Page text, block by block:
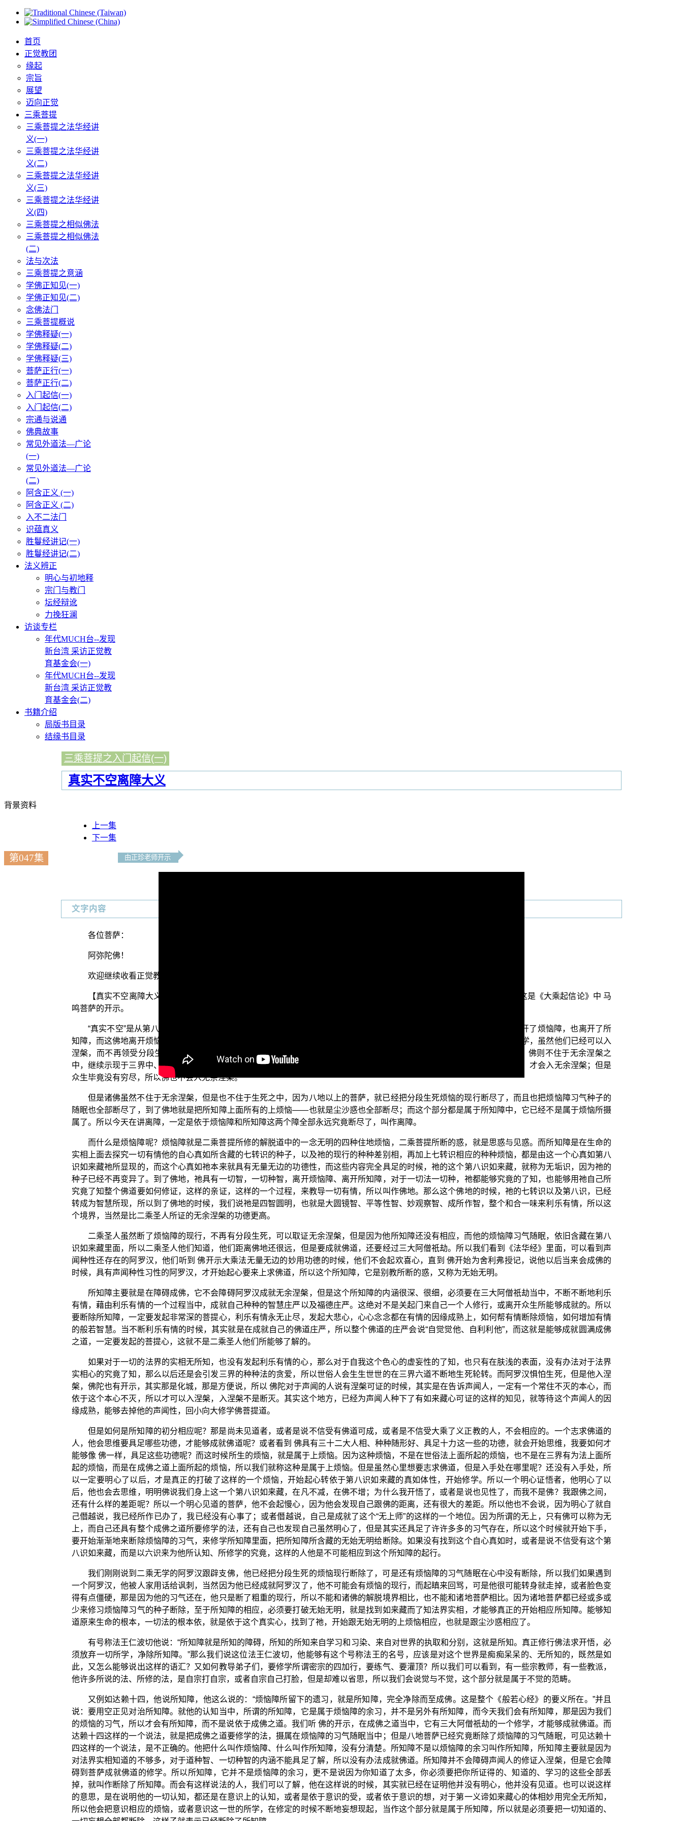
首页
正觉教团
缘起
宗旨
展望
迈向正觉
三乘菩提
三乘菩提之法华经讲
义(一)
三乘菩提之法华经讲
义(二)
三乘菩提之法华经讲
义(三)
三乘菩提之法华经讲
义(四)
三乘菩提之相似佛法
三乘菩提之相似佛法
(二)
法与次法
三乘菩提之意涵
学佛正知见(一)
学佛正知见(二)
念佛法门
三乘菩提概说
学佛释疑(一)
学佛释疑(二)
学佛释疑(三)
菩萨正行(一)
菩萨正行(二)
入门起信(一)
入门起信(二)
宗通与说通
佛典故事
常见外道法—广论
(一)
常见外道法—广论
(二)
阿含正义 (一)
阿含正义 (二)
入不二法门
识蕴真义
胜鬘经讲记(一)
胜鬘经讲记(二)
法义辨正
明心与初地释
宗门与教门
坛经辩讹
力挽狂澜
访谈专栏
年代MUCH台--发现
新台湾 采访正觉教
育基金会(一)
年代MUCH台--发现
新台湾 采访正觉教
育基金会(二)
书籍介绍
局版书目录
结缘书目录
三乘菩提之入门起信(一)
真实不空离障大义
背景资料
上一集
下一集
第047集 由正珍老师开示
文字内容
各位菩萨：
阿弥陀佛！
欢迎继续收看正觉教团所推出电视弘法节目《入门起信》系列。今天要略谈的题目是“真实不空离障大义”。
【真实不空离障大义，如虚空明镜，谓烦恼、所知二障永断，和合识灭，本性清净常安住故。】（《大乘起信论》卷1）这是《大乘起信论》中 马
鸣菩萨的开示。
“真实不空”是从第八识真如心的离障上面来说。主要是在表示，当已经究竟圆满在佛地的时候，这个心真如已经究竟的离开了烦恼障，也离开了所
知障，而这佛地离开烦恼障跟所知障，就是讲佛地的无住处涅槃，既不住于生死中，也不住于无余涅槃中。定性声闻人二乘无学，虽然他们已经可以入
涅槃，而不再领受分段生死，但是这时候，他们就无法再学习一切种智，没有一切种智就不能成就佛道，也就不能广利众生；佛则不住于无余涅槃之
中，继续示现于三界中、犹如虚空一般又如明镜一样地显现种种无漏有为法，来无止尽的广利众生，除非众生已经成就了佛道，才会入无余涅槃；但是
众生毕竟没有穷尽，所以佛也不会入无余涅槃。
但是诸佛虽然不住于无余涅槃，但是也不住于生死之中，因为八地以上的菩萨，就已经把分段生死烦恼的现行断尽了，而且也把烦恼障习气种子的
随眠也全部断尽了，到了佛地就是把所知障上面所有的上烦恼——也就是尘沙惑也全部断尽；而这个部分都是属于所知障中，它已经不是属于烦恼所摄
属了。所以今天在讲离障，一定是依于烦恼障和所知障这两个障全部永远究竟断尽了，叫作离障。
而什么是烦恼障呢？烦恼障就是二乘菩提所修的解脱道中的一念无明的四种住地烦恼，二乘菩提所断的惑，就是思惑与见惑。而所知障是在生命的
实相上面去探究一切有情他的自心真如所含藏的七转识的种子，以及祂的现行的种种差别相，再加上七转识相应的种种烦恼，都是由这一个心真如第八
识如来藏祂所显现的，而这个心真如祂本来就具有无量无边的功德性，而这些内容完全具足的时候，祂的这个第八识如来藏，就称为无垢识，因为祂的
种子已经不再变异了。到了佛地，祂具有一切智，一切种智，离开烦恼障、离开所知障，对于一切法一切种，祂都能够究竟的了知，也能够用祂自己所
究竟了知整个佛道要如何修证，这样的亲证，这样的一个过程，来教导一切有情，所以叫作佛地。那么这个佛地的时候，祂的七转识以及第八识，已经
转成为智慧所现，所以到了佛地的时候，我们说祂是四智圆明，也就是大圆镜智、平等性智、妙观察智、成所作智，整个和合一味来利乐有情，所以这
个境界，当然是比二乘圣人所证的无余涅槃的功德更高。
二乘圣人虽然断了烦恼障的现行，不再有分段生死，可以取证无余涅槃，但是因为他所知障还没有相应，而他的烦恼障习气随眠，依旧含藏在第八
识如来藏里面，所以二乘圣人他们知道，他们距离佛地还很远，但是要成就佛道，还要经过三大阿僧祇劫。所以我们看到《法华经》里面，可以看到声
闻种性还存在的阿罗汉，他们听到 佛开示大乘法无量无边的妙用功德的时候，他们不会起欢喜心，直到 佛开始为舍利弗授记，说他以后当来会成佛的
时候，具有声闻种性习性的阿罗汉，才开始起心要来上求佛道，所以这个所知障，它是别教所断的惑，又称为无始无明。
所知障主要就是在障碍成佛，它不会障碍阿罗汉成就无余涅槃，但是这个所知障的内涵很深、很细，必须要在三大阿僧祇劫当中，不断不断地利乐
有情，藉由利乐有情的一个过程当中，成就自己种种的智慧庄严以及福德庄严。这绝对不是关起门来自己一个人修行，或离开众生所能够成就的。所以
要断除所知障，一定要发起非常深的菩提心，利乐有情永无止尽，发起大悲心，心心念念都在有情的因缘成熟上，如何帮有情断除烦恼，如何增加有情
的般若智慧。当不断利乐有情的时候，其实就是在成就自己的佛道庄严，所以整个佛道的庄严会说“自觉觉他、自利利他”，而这就是能够成就圆满成佛
之道，一定要发起的菩提心，这就不是二乘圣人他们所能够了解的。
如果对于一切的法界的实相无所知，也没有发起利乐有情的心，那么对于自我这个色心的虚妄性的了知，也只有在肤浅的表面，没有办法对于法界
实相心的究竟了知，那么以后还是会引发三界的种种法的贪爱，所以世俗人会生生世世的在三界六道不断地生死轮转。而阿罗汉惧怕生死，但是他入涅
槃，佛陀也有开示，其实那是化城，那是方便说，所以 佛陀对于声闻的人说有涅槃可证的时候，其实是在告诉声闻人，一定有一个常住不灭的本心，而
依于这个本心不灭，所以才可以入涅槃，入涅槃不是断灭。其实这个地方，已经为声闻人种下了有如来藏心可证的这样的知见，就等待这个声闻人的因
缘成熟，能够去掉他的声闻性，回小向大修学佛菩提道。
但是如何是所知障的初分相应呢？那是尚未见道者，或者是说不信受有佛道可成，或者是不信受大乘了义正教的人，不会相应的。一个志求佛道的
人，他会思维要具足哪些功德，才能够成就佛道呢？或者看到 佛具有三十二大人相、种种随形好、具足十力这一些的功德，就会开始思维，我要如何才
能够像 佛一样，具足这些功德呢？而这时候所生的烦恼，就是属于上烦恼。因为这种烦恼，不是在世俗法上面所起的烦恼，也不是在三界有为法上面所
起的烦恼，而是在成佛之道上面所起的烦恼，所以我们就称这种是属于上烦恼。但是虽然心里想要志求佛道，但是入手处在哪里呢？还没有入手处，所
以一定要明心了以后，才是真正的打破了这样的一个烦恼，开始起心转依于第八识如来藏的真如体性，开始修学。所以一个明心证悟者，他明心了以
后，他也会去思维，明明佛说我们身上这一个第八识如来藏，在凡不减，在佛不增；为什么我开悟了，或者是说也见性了，而我不是佛？我跟佛之间，
还有什么样的差距呢？所以一个明心见道的菩萨，他不会起慢心，因为他会发现自己跟佛的距离，还有很大的差距。所以他也不会说，因为明心了就自
己僭越说，我已经所作已办了，我已经没有心事了；或者僭越说，自己是成就了这个“无上师”的这样的一个地位。因为所谓的无上，只有佛可以称为无
上，而自己还具有整个成佛之道所要修学的法，还有自己也发现自己虽然明心了，但是其实还具足了许许多多的习气存在，所以这个时候就开始下手，
要开始渐渐地来断除烦恼障的习气，来修学所知障里面，把所知障所含藏的无始无明给断除。如果没有找到这个自心真如时，或者是说不信受有这个第
八识如来藏，而是以六识来为他所认知、所修学的究竟，这样的人他是不可能相应到这个所知障的起行。
我们刚刚说到二乘无学的阿罗汉跟辟支佛，他已经把分段生死的烦恼现行断除了，可是还有烦恼障的习气随眠在心中没有断除，所以我们如果遇到
一个阿罗汉，他被人家用话给讽刺，当然因为他已经成就阿罗汉了，他不可能会有烦恼的现行，而起瞋来回骂，可是他很可能转身就走掉，或者脸色变
得有点僵硬，那是因为他的习气还在，他只是断了粗重的现行，所以不能和诸佛的解脱境界相比，也不能和诸地菩萨相比。因为诸地菩萨都已经或多或
少来修习烦恼障习气的种子断除，至于所知障的相应，必须要打破无始无明，就是找到如来藏而了知法界实相，才能够真正的开始相应所知障。能够知
道原来生命的根本，一切法的根本依，就是依于这个真实心，找到了祂，开始跟无始无明的上烦恼相应，也就是跟尘沙惑相应了。
有号称法王仁波切他说：“所知障就是所知的障碍，所知的所知来自学习和习染、来自对世界的执取和分别，这就是所知。真正修行佛法求开悟，必
须放弃一切所学，净除所知障。”那么我们说这位法王仁波切，他能够有这个号称法王的名号，应该是对这个世界是痴痴呆呆的、无所知的，既然是如
此，又怎么能够说出这样的语汇？又如何教导弟子们，要修学所谓密宗的四加行，要练气、要灌顶？所以我们可以看到，有一些宗教师，有一些教派，
他许多所说的法、所修的法，是自宗打自宗，或者自宗自己打脸，但是却难以省思，所以我们会说觉与不觉，这个部分就是属于不觉的范畴。
又例如达赖十四，他说所知障，他这么说的：“烦恼障所留下的遗习，就是所知障，完全净除而至成佛。这是整个《般若心经》的要义所在。”并且
说：要用空正见对治所知障。就他的认知当中，所谓的所知障，它是属于烦恼障的余习，并不是另外有所知障，而今天我们会有所知障，那是因为我们
的烦恼的习气，所以才会有所知障，而不是说依于成佛之道。我们听 佛的开示，在成佛之道当中，它有三大阿僧祇劫的一个修学，才能够成就佛道。而
达赖十四这样的一个说法，就是把成佛之道要修学的法，摄属在烦恼障的习气随眠当中；但是八地菩萨已经究竟断除了烦恼障的习气随眠，可见达赖十
四这样的一个说法，是不正确的。他把什么叫作烦恼障、什么叫作所知障，没有分清楚。所知障不是以烦恼障的余习叫作所知障，所知障主要就是因为
对法界实相知道的不够多，对于道种智、一切种智的内涵不能具足了解，所以没有办法成就佛道。所知障并不会障碍声闻人的修证入涅槃，但是它会障
碍到菩萨成就佛道的修学。所以所知障，它并不是烦恼障的余习，更不是说因为你知道了太多，你必须要把你所证得的、知道的、学习的这些全部丢
掉，就叫作断除了所知障。而会有这样说法的人，我们可以了解，他在这样说的时候，其实就已经在证明他并没有明心，他并没有见道。也可以说这样
的意思，是在说明他的一切认知，都还是在意识上的认知，或者是依于意识的受，或者依于意识的想，对于第一义谛如来藏心的体相妙用完全无所知，
所以他会把意识相应的烦恼，或者意识这一世的所学，在修定的时候不断地妄想现起，当作这个部分就是属于所知障，所以就是必须要把一切知道的、